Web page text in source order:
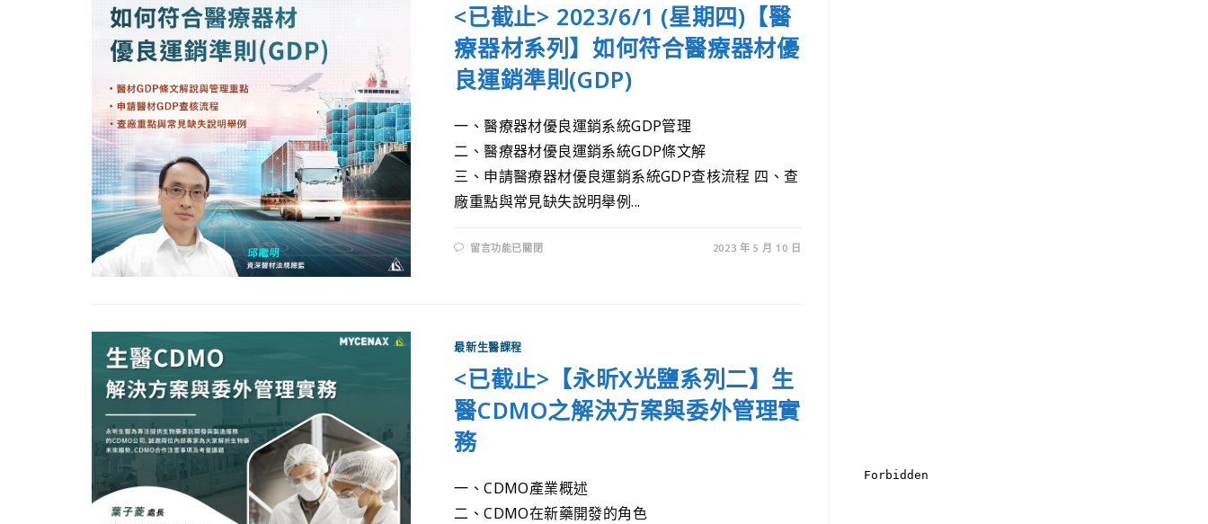
<已截止> 2023/6/1 (星期四)【醫
療器材系列】如何符合醫療器材優
良運銷準則(GDP)
一、醫療器材優良運銷系統GDP管理
二、醫療器材優良運銷系統GDP條文解
三、申請醫療器材優良運銷系統GDP查核流程 四、查
廠重點與常見缺失說明舉例...
留言功能已關閉 2023 年 5 月 10 日
最新生醫課程
<已截止>【永昕X光鹽系列二】生
醫CDMO之解決方案與委外管理實
務
一、CDMO產業概述
二、CDMO在新藥開發的角色